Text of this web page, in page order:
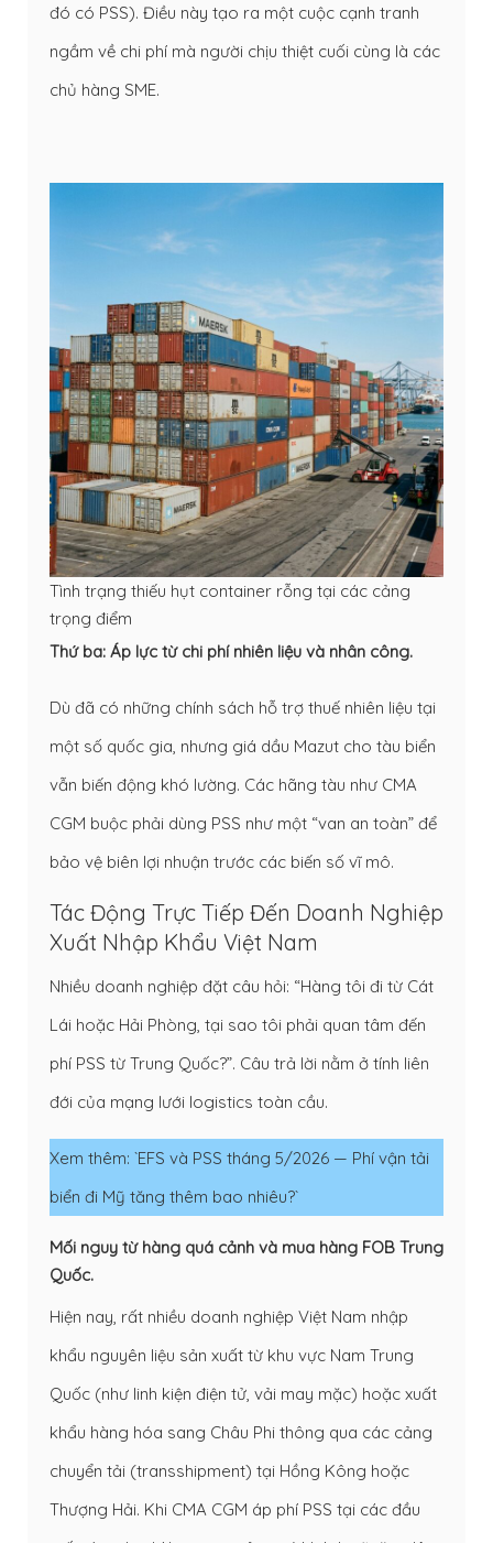
đó có PSS). Điều này tạo ra một cuộc cạnh tranh
ngầm về chi phí mà người chịu thiệt cuối cùng là các
chủ hàng SME.
Tình trạng thiếu hụt container rỗng tại các cảng
trọng điểm
Thứ ba: Áp lực từ chi phí nhiên liệu và nhân công.
Dù đã có những chính sách hỗ trợ thuế nhiên liệu tại
một số quốc gia, nhưng giá dầu Mazut cho tàu biển
vẫn biến động khó lường. Các hãng tàu như CMA
CGM buộc phải dùng PSS như một “van an toàn” để
bảo vệ biên lợi nhuận trước các biến số vĩ mô.
Tác Động Trực Tiếp Đến Doanh Nghiệp
Xuất Nhập Khẩu Việt Nam
Nhiều doanh nghiệp đặt câu hỏi: “Hàng tôi đi từ Cát
Lái hoặc Hải Phòng, tại sao tôi phải quan tâm đến
phí PSS từ Trung Quốc?”. Câu trả lời nằm ở tính liên
đới của mạng lưới logistics toàn cầu.
Xem thêm: `​EFS và PSS tháng 5/2026 — Phí vận tải
biển đi Mỹ tăng thêm bao nhiêu?`
Mối nguy từ hàng quá cảnh và mua hàng FOB Trung
Quốc.
Hiện nay, rất nhiều doanh nghiệp Việt Nam nhập
khẩu nguyên liệu sản xuất từ khu vực Nam Trung
Quốc (như linh kiện điện tử, vải may mặc) hoặc xuất
khẩu hàng hóa sang Châu Phi thông qua các cảng
chuyển tải (transshipment) tại Hồng Kông hoặc
Thượng Hải. Khi CMA CGM áp phí PSS tại các đầu